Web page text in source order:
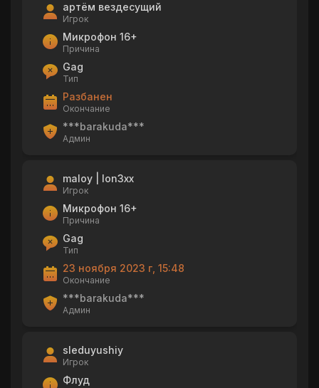
артём вездесущий
Игрок
Микрофон 16+
Причина
Gag
Тип
Разбанен
Окончание
***barakuda***
Админ
maloy | lon3xx
Игрок
Микрофон 16+
Причина
Gag
Тип
23 ноября 2023 г, 15:48
Окончание
***barakuda***
Админ
sleduyushiy
Игрок
Флуд